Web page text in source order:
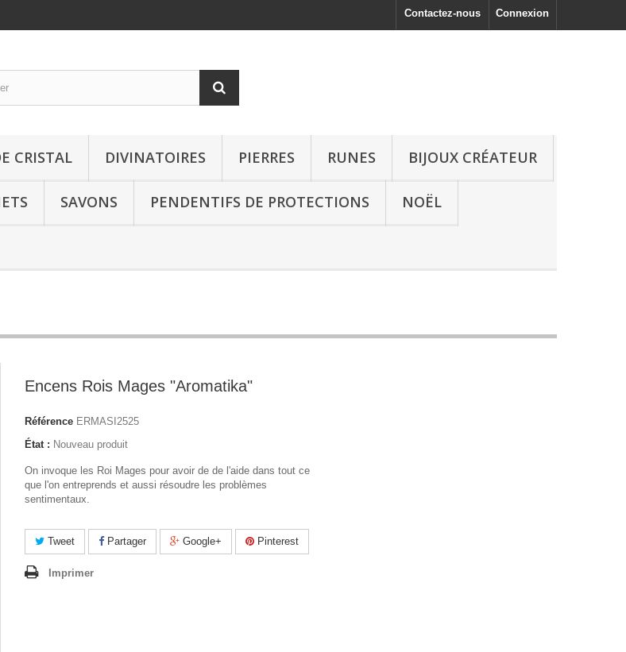
Connexion
Contactez-nous
CRISTAL DIVINATOIRES PIERRES RUNES BIJOUX CRÉATEUR
SAVONS PENDENTIFS DE PROTECTIONS NOËL
Encens Rois Mages "Aromatika"
Référence ERMASI2525
État : Nouveau produit
On invoque les Roi Mages pour avoir de de l'aide dans tout ce
que l'on entreprends et aussi résoudre les problèmes
sentimentaux.
Tweet Partager Google+ Pinterest
Imprimer